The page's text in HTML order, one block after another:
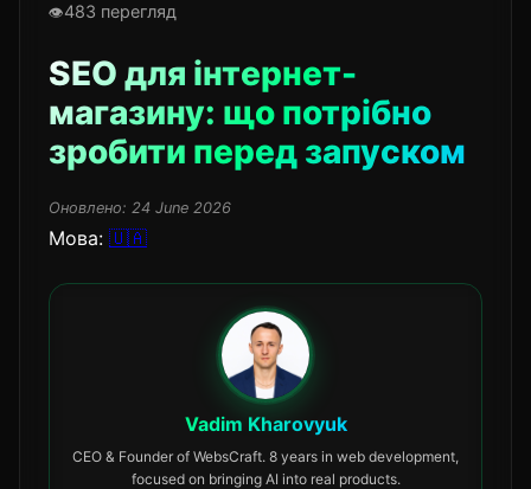
483 перегляд
SEO для інтернет-
магазину: що потрібно
зробити перед запуском
Оновлено: 24 June 2026
Мова: 🇺🇦
Vadim Kharovyuk
CEO & Founder of WebsCraft. 8 years in web development,
focused on bringing AI into real products.